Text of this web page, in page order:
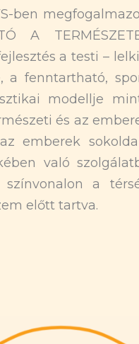
ben
A
a testi –
a fenntartható,
modellje
és az
emberek
való
a
előtt tartva.